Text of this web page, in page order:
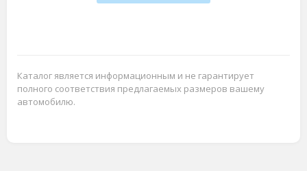
Каталог является информационным и не гарантирует
полного соответствия предлагаемых размеров вашему
автомобилю.